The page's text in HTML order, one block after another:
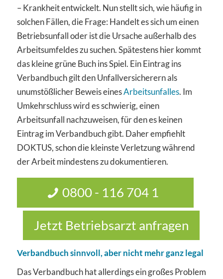
– Krankheit entwickelt. Nun stellt sich, wie häufig in
solchen Fällen, die Frage: Handelt es sich um einen
Betriebsunfall oder ist die Ursache außerhalb des
Arbeitsumfeldes zu suchen. Spätestens hier kommt
das kleine grüne Buch ins Spiel. Ein Eintrag ins
Verbandbuch gilt den Unfallversicherern als
unumstößlicher Beweis einesArbeitsunfalles. Im
Umkehrschluss wird es schwierig, einen
Arbeitsunfall nachzuweisen, für den es keinen
Eintrag im Verbandbuch gibt. Daher empfiehlt
DOKTUS, schon die kleinste Verletzung während
der Arbeit mindestens zu dokumentieren.
0800 - 116 704 1
Jetzt Betriebsarzt anfragen
Verbandbuch sinnvoll, aber nicht mehr ganz legal
Das Verbandbuch hat allerdings ein großes Problem